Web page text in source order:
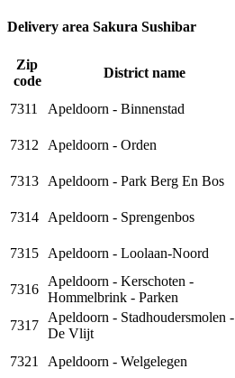
Delivery area Sakura Sushibar
Zip
code
District name
7311
Apeldoorn - Binnenstad
7312
Apeldoorn - Orden
7313
Apeldoorn - Park Berg En Bos
7314
Apeldoorn - Sprengenbos
7315
Apeldoorn - Loolaan-Noord
7316
Apeldoorn - Kerschoten -
Hommelbrink - Parken
7317
Apeldoorn - Stadhoudersmolen -
De Vlijt
7321
Apeldoorn - Welgelegen